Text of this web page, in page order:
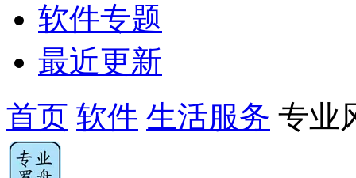
软件专题
最近更新
首页 软件 生活服务 专业